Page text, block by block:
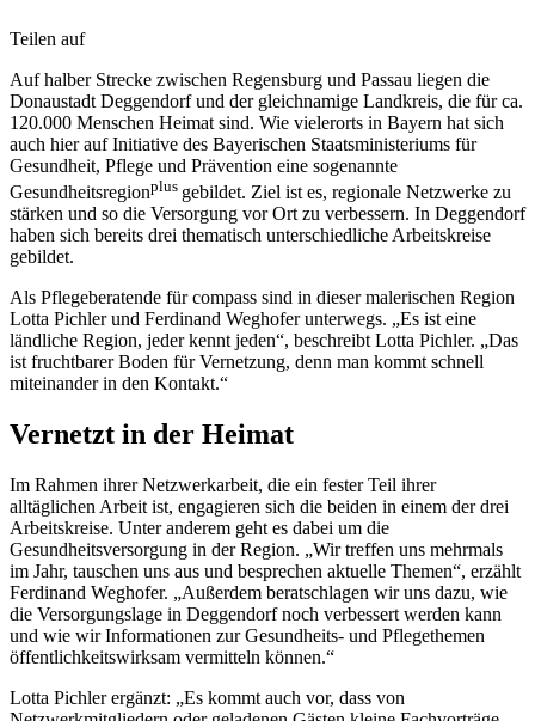
Teilen auf
Auf halber Strecke zwischen Regensburg und Passau liegen die
Donaustadt Deggendorf und der gleichnamige Landkreis, die für ca.
120.000 Menschen Heimat sind. Wie vielerorts in Bayern hat sich
auch hier auf Initiative des Bayerischen Staatsministeriums für
Gesundheit, Pflege und Prävention eine sogenannte
Gesundheitsregionplus gebildet. Ziel ist es, regionale Netzwerke zu
stärken und so die Versorgung vor Ort zu verbessern. In Deggendorf
haben sich bereits drei thematisch unterschiedliche Arbeitskreise
gebildet.
Als Pflegeberatende für compass sind in dieser malerischen Region
Lotta Pichler und Ferdinand Weghofer unterwegs. „Es ist eine
ländliche Region, jeder kennt jeden“, beschreibt Lotta Pichler. „Das
ist fruchtbarer Boden für Vernetzung, denn man kommt schnell
miteinander in den Kontakt.“
Vernetzt in der Heimat
Im Rahmen ihrer Netzwerkarbeit, die ein fester Teil ihrer
alltäglichen Arbeit ist, engagieren sich die beiden in einem der drei
Arbeitskreise. Unter anderem geht es dabei um die
Gesundheitsversorgung in der Region. „Wir treffen uns mehrmals
im Jahr, tauschen uns aus und besprechen aktuelle Themen“, erzählt
Ferdinand Weghofer. „Außerdem beratschlagen wir uns dazu, wie
die Versorgungslage in Deggendorf noch verbessert werden kann
und wie wir Informationen zur Gesundheits- und Pflegethemen
öffentlichkeitswirksam vermitteln können.“
Lotta Pichler ergänzt: „Es kommt auch vor, dass von